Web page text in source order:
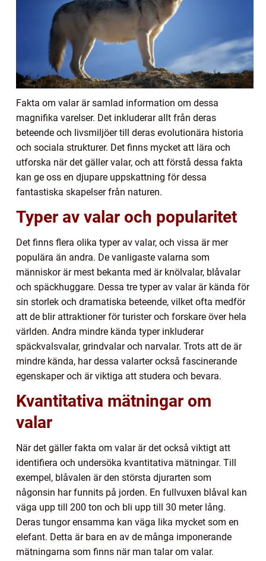
Fakta om valar är samlad information om dessa
magnifika varelser. Det inkluderar allt från deras
beteende och livsmiljöer till deras evolutionära historia
och sociala strukturer. Det finns mycket att lära och
utforska när det gäller valar, och att förstå dessa fakta
kan ge oss en djupare uppskattning för dessa
fantastiska skapelser från naturen.
Typer av valar och popularitet
Det finns flera olika typer av valar, och vissa är mer
populära än andra. De vanligaste valarna som
människor är mest bekanta med är knölvalar, blåvalar
och späckhuggare. Dessa tre typer av valar är kända för
sin storlek och dramatiska beteende, vilket ofta medför
att de blir attraktioner för turister och forskare över hela
världen. Andra mindre kända typer inkluderar
späckvalsvalar, grindvalar och narvalar. Trots att de är
mindre kända, har dessa valarter också fascinerande
egenskaper och är viktiga att studera och bevara.
Kvantitativa mätningar om
valar
När det gäller fakta om valar är det också viktigt att
identifiera och undersöka kvantitativa mätningar. Till
exempel, blåvalen är den största djurarten som
någonsin har funnits på jorden. En fullvuxen blåval kan
väga upp till 200 ton och bli upp till 30 meter lång.
Deras tungor ensamma kan väga lika mycket som en
elefant. Detta är bara en av de många imponerande
mätningarna som finns när man talar om valar.